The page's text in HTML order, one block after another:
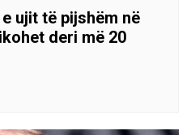
ujit të pijshëm në
deri më 20